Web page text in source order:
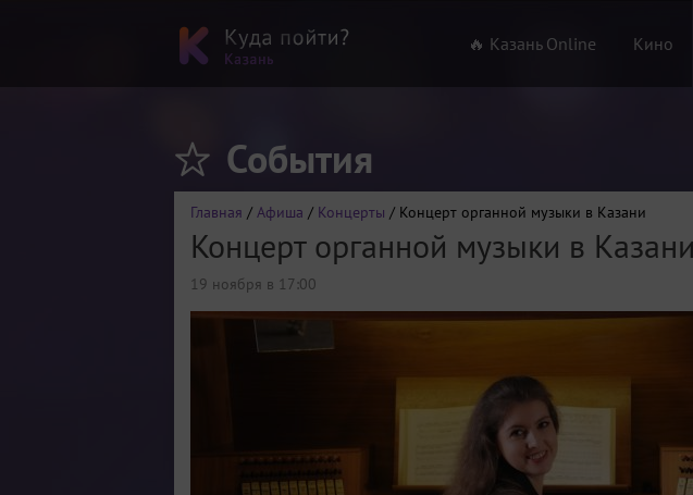
🔥 Казань Online Кино
События
Главная / Афиша / Концерты / Концерт органной музыки в Казани
Концерт органной музыки в Казани
19 ноября в 17:00